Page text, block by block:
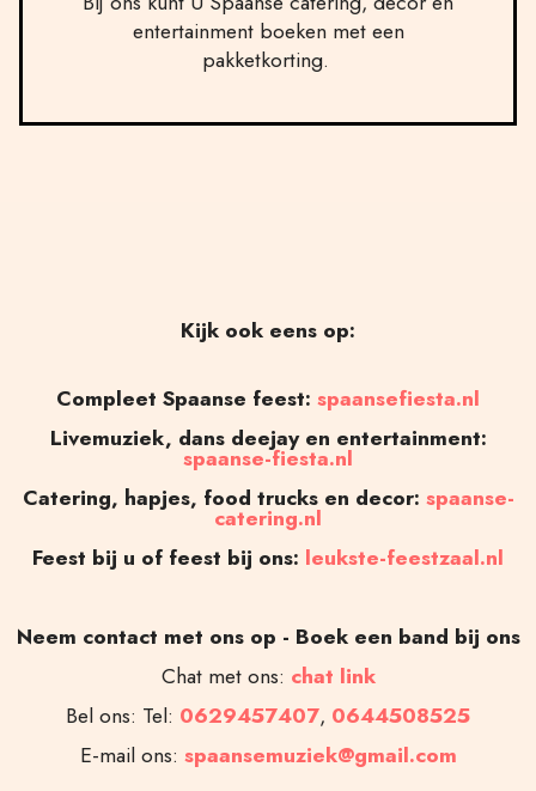
entertainment boeken met een
pakketkorting.
Kijk ook eens op:
Compleet Spaanse feest: spaansefiesta.nl
Livemuziek, dans deejay en entertainment:
spaanse-fiesta.nl
Catering, hapjes, food trucks en decor: spaanse-
catering.nl
Feest bij u of feest bij ons: leukste-feestzaal.nl
Neem contact met ons op - Boek een band bij ons
Chat met ons: chat link
Bel ons: Tel: 0629457407, 0644508525
E-mail ons: spaansemuziek@gmail.com